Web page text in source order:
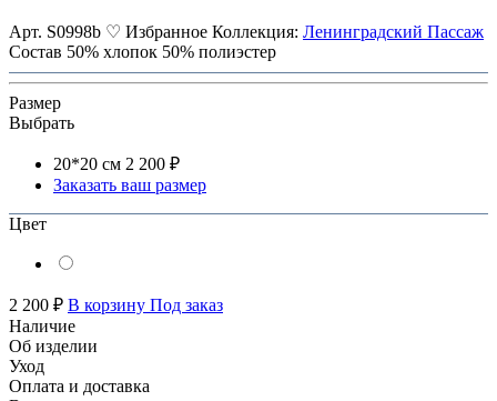
Арт. S0998b ♡ Избранное Коллекция: Ленинградский Пассаж
Состав 50% хлопок 50% полиэстер
Размер
Выбрать
20*20 см 2 200 ₽
Заказать ваш размер
Цвет
2 200 ₽ В корзину Под заказ
Наличие
Об изделии
Уход
Оплата и доставка